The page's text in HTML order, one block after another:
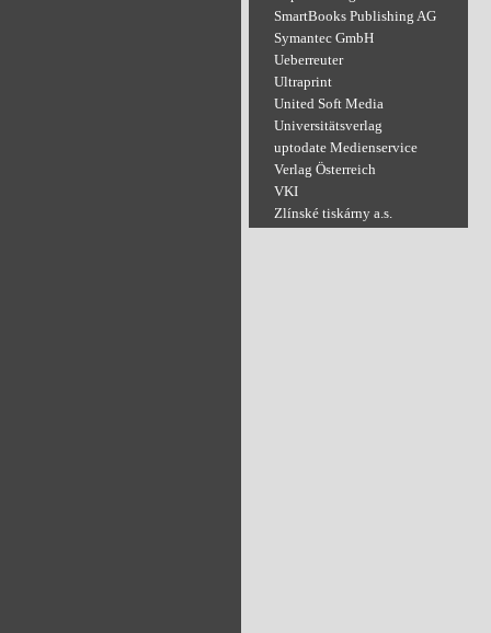
SmartBooks Publishing AG
Symantec GmbH
Ueberreuter
Ultraprint
United Soft Media
Universitätsverlag
uptodate Medienservice
Verlag Österreich
VKI
Zlínské tiskárny a.s.